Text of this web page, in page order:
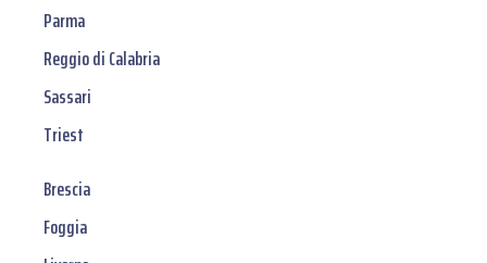
Parma
Reggio di Calabria
Sassari
Triest
Brescia
Foggia